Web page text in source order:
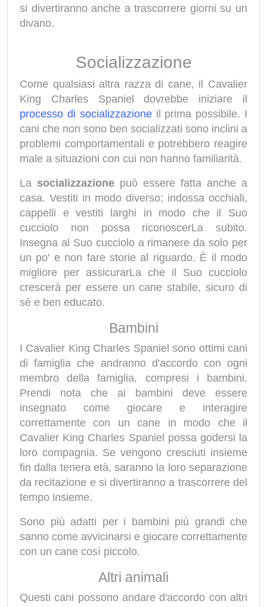
si divertiranno anche a trascorrere giorni su un
divano.
Socializzazione
Come qualsiasi altra razza di cane, il Cavalier
King Charles Spaniel dovrebbe iniziare il
processo di socializzazioneil prima possibile. I
cani che non sono ben socializzati sono inclini a
problemi comportamentali e potrebbero reagire
male a situazioni con cui non hanno familiarità.
La socializzazione può essere fatta anche a
casa. Vestiti in modo diverso; indossa occhiali,
cappelli e vestiti larghi in modo che il Suo
cucciolo non possa riconoscerLa subito.
Insegna al Suo cucciolo a rimanere da solo per
un po' e non fare storie al riguardo. È il modo
migliore per assicurarLa che il Suo cucciolo
crescerà per essere un cane stabile, sicuro di
sé e ben educato.
Bambini
I Cavalier King Charles Spaniel sono ottimi cani
di famiglia che andranno d'accordo con ogni
membro della famiglia, compresi i bambini.
Prendi nota che ai bambini deve essere
insegnato come giocare e interagire
correttamente con un cane in modo che il
Cavalier King Charles Spaniel possa godersi la
loro compagnia. Se vengono cresciuti insieme
fin dalla tenera età, saranno la loro separazione
da recitazione e si divertiranno a trascorrere del
tempo insieme.
Sono più adatti per i bambini più grandi che
sanno come avvicinarsi e giocare correttamente
con un cane così piccolo.
Altri animali
Questi cani possono andare d'accordo con altri